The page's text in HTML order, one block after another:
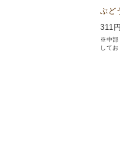
ぶど
311
※中部
してお